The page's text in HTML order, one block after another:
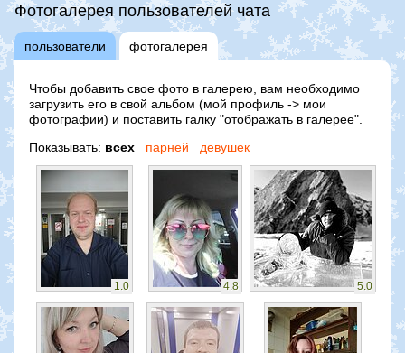
Фотогалерея пользователей чата
пользователи фотогалерея
Чтобы добавить свое фото в галерею, вам необходимо
загрузить его в свой альбом (мой профиль -> мои
фотографии) и поставить галку "отображать в галерее".
Показывать: всех парней девушек
1.0 4.8 5.0